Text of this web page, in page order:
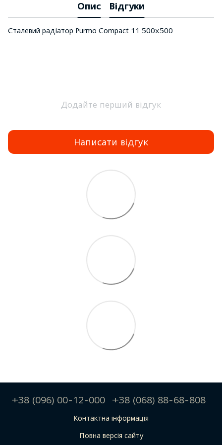
Опис Відгуки
Сталевий радіатор Purmo Compact 11 500х500
Додайте перший відгук
Написати відгук
+38 (096) 00-12-000 +38 (068) 88-68-808
Контактна інформація
Повна версія сайту